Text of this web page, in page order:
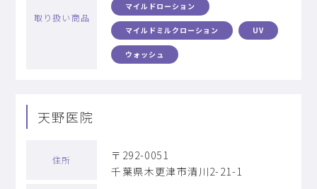
取り扱い商品
マイルドローション
マイルドミルクローション UV
ウォッシュ
天野医院
住所
〒292-0051
千葉県木更津市清川2-21-1